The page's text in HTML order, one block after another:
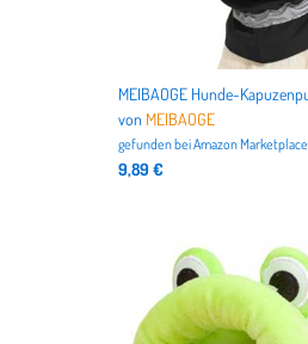
von MEIBAOGE
gefunden beiAmazon Marketplace
9,89 €